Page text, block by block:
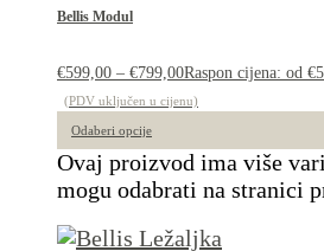
Bellis Modul
€599,00 – €799,00Raspon cijena: od
(PDV uključen u cijenu)
Odaberi opcije
Ovaj proizvod ima više
mogu odabrati na stranici